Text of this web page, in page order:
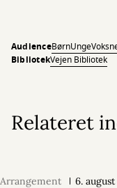
AudienceBørnUnge
BibliotekVejen Bibliotek
Relateret
Arrangement 6.